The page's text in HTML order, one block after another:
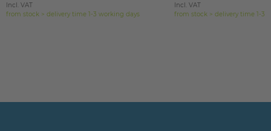
Incl. VAT
from stock > delivery time 1-3 working days
Incl. VAT
from stock > delivery time 1-3